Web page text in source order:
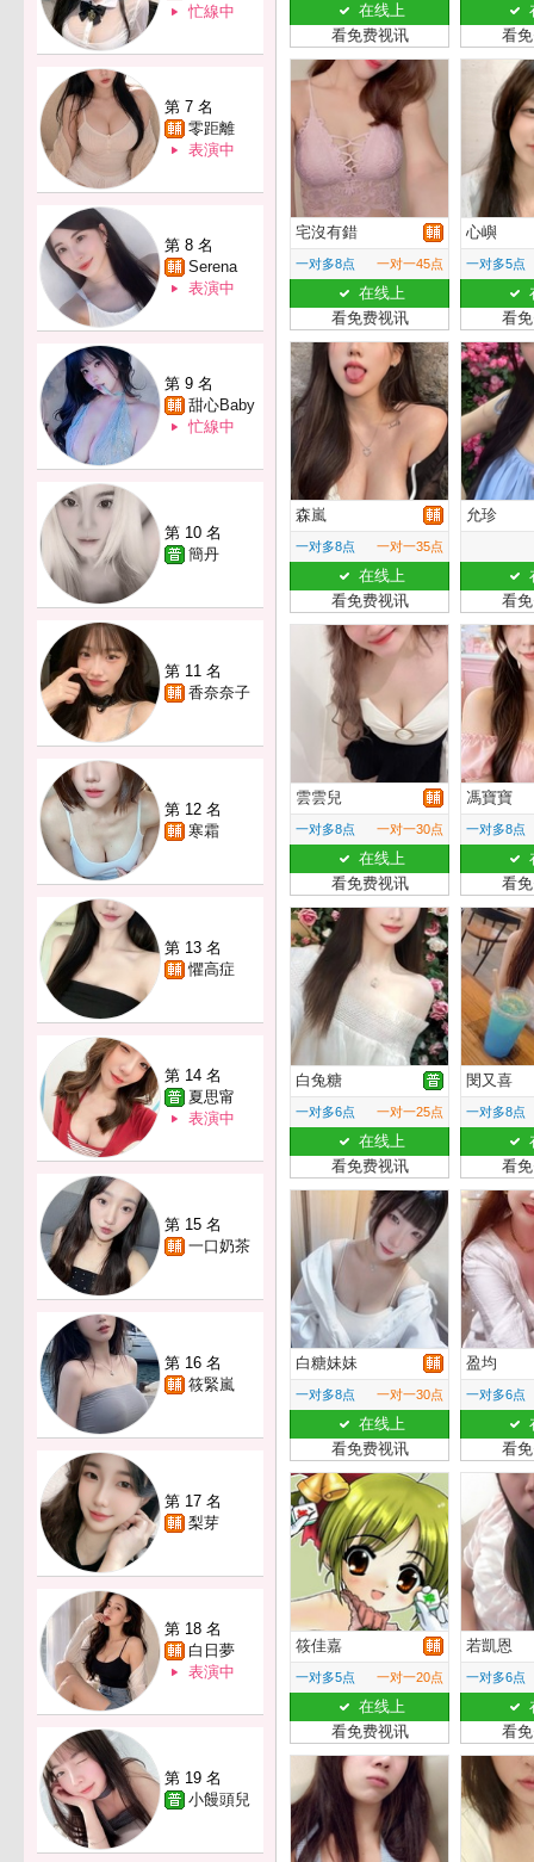
忙線中
第 7 名
零距離
表演中
第 8 名
Serena
表演中
第 9 名
甜心Baby
忙線中
第 10 名
簡丹
第 11 名
香奈奈子
第 12 名
寒霜
第 13 名
懼高症
第 14 名
夏思甯
表演中
第 15 名
一口奶茶
第 16 名
筱緊嵐
第 17 名
梨芽
第 18 名
白日夢
表演中
第 19 名
小饅頭兒
在线上
看免费视讯
看
宅沒有錯
一对多8点 一对一45点
在线上
看免费视讯
心嶼
一对多5点
看
森嵐
一对多8点 一对一35点
在线上
看免费视讯
允珍
看
雲雲兒
一对多8点 一对一30点
在线上
看免费视讯
馮寶寶
一对多8点
看
白兔糖
一对多6点 一对一25点
在线上
看免费视讯
閔又喜
一对多8点
看
白糖妹妹
一对多8点 一对一30点
在线上
看免费视讯
盈均
一对多6点
看
筱佳嘉
一对多5点 一对一20点
在线上
看免费视讯
若凱恩
一对多6点
看